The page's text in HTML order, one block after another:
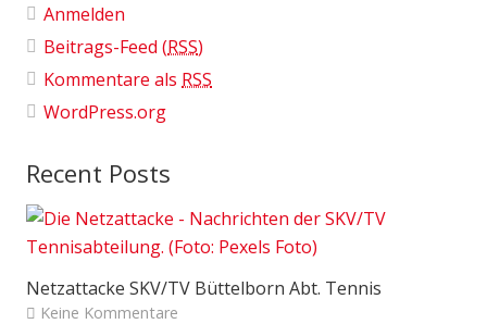
Anmelden
Beitrags-Feed (RSS)
Kommentare als RSS
WordPress.org
Recent Posts
Netzattacke SKV/TV Büttelborn Abt. Tennis
Keine Kommentare